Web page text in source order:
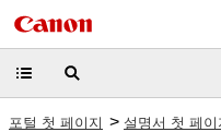
포털 첫 페이지 > 설명서 첫 페이